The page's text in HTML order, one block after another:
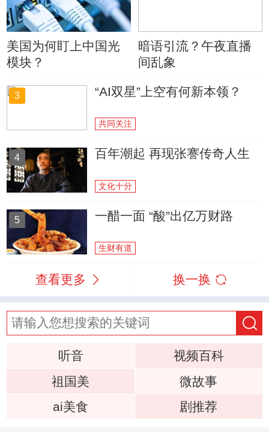
美国为何盯上中国光
模块？
暗语引流？午夜直播
间乱象
3 “AI双星”上空有何新本领？
共同关注
4 百年潮起 再现张謇传奇人生
文化十分
5 一醋一面 “酸”出亿万财路
生财有道
查看更多 换一换
听音
视频百科
祖国美
微故事
ai美食
剧推荐